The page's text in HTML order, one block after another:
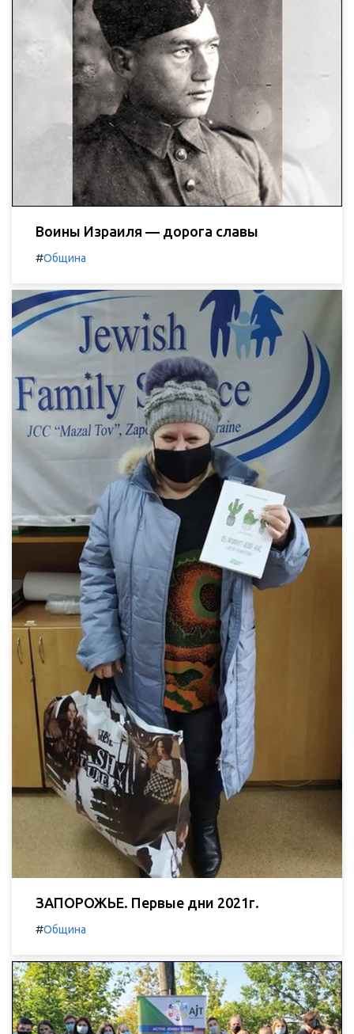
Воины Израиля — дорога славы
#Община
ЗАПОРОЖЬЕ. Первые дни 2021г.
#Община